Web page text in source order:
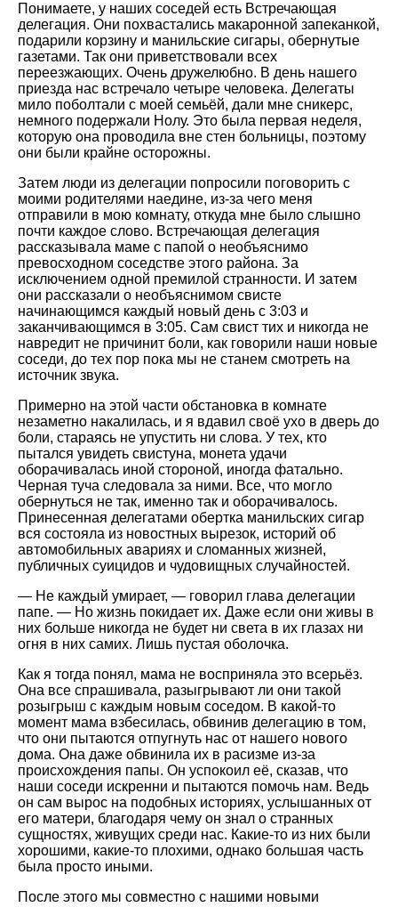
Понимаете, у наших соседей есть Встречающая
делегация. Они похвастались макаронной запеканкой,
подарили корзину и манильские сигары, обернутые
газетами. Так они приветствовали всех
переезжающих. Очень дружелюбно. В день нашего
приезда нас встречало четыре человека. Делегаты
мило поболтали с моей семьёй, дали мне сникерс,
немного подержали Нолу. Это была первая неделя,
которую она проводила вне стен больницы, поэтому
они были крайне осторожны.
Затем люди из делегации попросили поговорить с
моими родителями наедине, из-за чего меня
отправили в мою комнату, откуда мне было слышно
почти каждое слово. Встречающая делегация
рассказывала маме с папой о необъяснимо
превосходном соседстве этого района. За
исключением одной премилой странности. И затем
они рассказали о необъяснимом свисте
начинающимся каждый новый день с 3:03 и
заканчивающимся в 3:05. Сам свист тих и никогда не
навредит не причинит боли, как говорили наши новые
соседи, до тех пор пока мы не станем смотреть на
источник звука.
Примерно на этой части обстановка в комнате
незаметно накалилась, и я вдавил своё ухо в дверь до
боли, стараясь не упустить ни слова. У тех, кто
пытался увидеть свистуна, монета удачи
оборачивалась иной стороной, иногда фатально.
Черная туча следовала за ними. Все, что могло
обернуться не так, именно так и оборачивалось.
Принесенная делегатами обертка манильских сигар
вся состояла из новостных вырезок, историй об
автомобильных авариях и сломанных жизней,
публичных суицидов и чудовищных случайностей.
— Не каждый умирает, — говорил глава делегации
папе. — Но жизнь покидает их. Даже если они живы в
них больше никогда не будет ни света в их глазах ни
огня в них самих. Лишь пустая оболочка.
Как я тогда понял, мама не восприняла это всерьёз.
Она все спрашивала, разыгрывают ли они такой
розыгрыш с каждым новым соседом. В какой-то
момент мама взбесилась, обвинив делегацию в том,
что они пытаются отпугнуть нас от нашего нового
дома. Она даже обвинила их в расизме из-за
происхождения папы. Он успокоил её, сказав, что
наши соседи искренни и пытаются помочь нам. Ведь
он сам вырос на подобных историях, услышанных от
его матери, благодаря чему он знал о странных
сущностях, живущих среди нас. Какие-то из них были
хорошими, какие-то плохими, однако большая часть
была просто иными.
После этого мы совместно с нашими новыми